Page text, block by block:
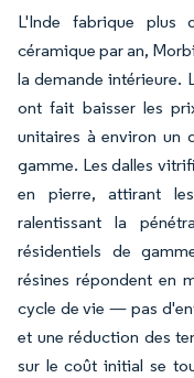
L'Inde fabrique plus
céramique par an,
la demande intérieure.
ont fait baisser les
unitaires à environ un
gamme. Les dalles
en pierre, attirant
ralentissant la
résidentiels de
résines répondent en
cycle de vie — pas
et une réduction des
sur le coût initial se